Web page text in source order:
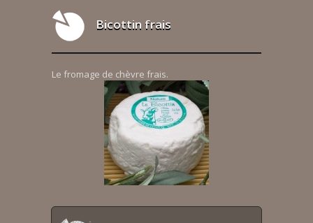
Bicottin frais
Le fromage de chèvre frais.